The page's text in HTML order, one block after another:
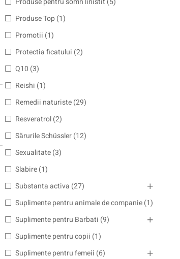
Produse Top (1)
Promotii (1)
Protectia ficatului (2)
Q10 (3)
Reishi (1)
Remedii naturiste (29)
Resveratrol (2)
Sărurile Schüssler (12)
Sexualitate (3)
Slabire (1)
Substanta activa (27)
Suplimente pentru animale de companie (1)
Suplimente pentru Barbati (9)
Suplimente pentru copii (1)
Suplimente pentru femeii (6)